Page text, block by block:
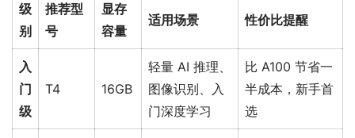
级
别
推荐型
号
显存
容量
适用场景 性价比提醒
入
门
级
T4 16GB
轻量 AI 推理、
图像识别、入
门深度学习
比 A100 节省一
半成本，新手首
选